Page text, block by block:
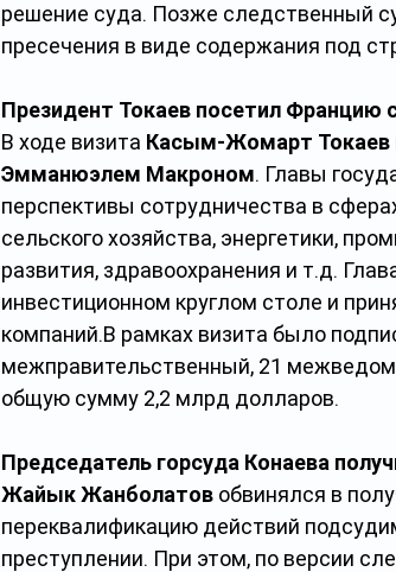
решение суда. Позже следственный
пресечения в виде содержания под
Президент Токаев посетил Францию
В ходе визита Касым-Жомарт Токаев
Эмманюэлем Макроном. Главы
перспективы сотрудничества в
сельского хозяйства, энергетики,
развития, здравоохранения и т.д.
инвестиционном круглом столе и
компаний.В рамках визита было
межправительственный, 21
общую сумму 2,2 млрд долларов.
Председатель горсуда Конаева
Жайык Жанболатов обвинялся в
переквалификацию действий
преступлении. При этом, по версии